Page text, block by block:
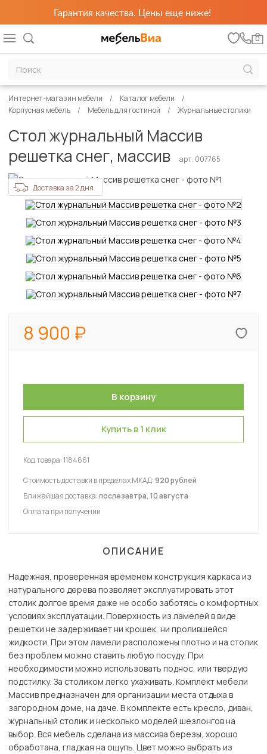
Гарантия качества. Цены еще ниже!
0
Интернет-магазин мебели
Каталог мебели
Корпусная мебель
Мебель для гостиной Журнальные столики
Стол журнальный Массив
решетка снег, массив
арт. 007765
Доставка за 2 дня
8 900
Купить в 1 клик
Код товара:1184661
Стоимость доставки в пределах МКАД:920 рублей
Ближайшая доставка:послезавтра, 10 августа
Оплата при получении
ОПИСАНИЕ
Надежная, проверенная временем конструкция каркаса из
натурального дерева позволяет эксплуатировать этот
столик долгое время даже не особо заботясь о комфортных
условиях эксплуатации. Поверхность из ламелей в виде
решетки не задерживает ни крошек, ни пролившейся
жидкости. При этом ламели расположены плотно и на столик
без проблем можно ставить любую посуду. При
необходимости можно использовать поднос, или твердую
подстилку. За столиком легко ухаживать. Комплект мебели
Массив предназначен для организации места отдыха в
загородном доме, на даче. В комплекте есть кресло, диван,
журнальный столик и несколько моделей шезлонгов на
выбор. Вся мебель сделана из массива березы, хорошо
обработана, гладкая на ощупь. Цвет можно выбрать из